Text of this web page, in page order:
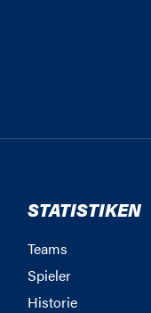
STATISTIKEN
Teams
Spieler
Historie